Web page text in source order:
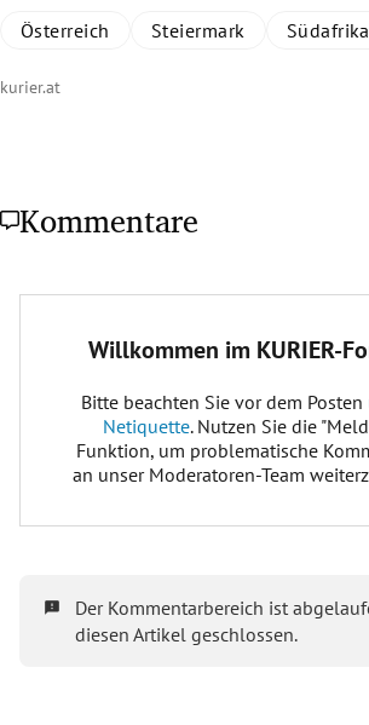
Österreich Steiermark Südafrika
kurier.at
Kommentare